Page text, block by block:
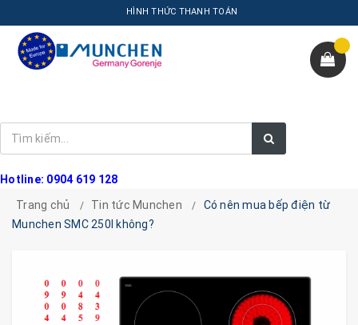
HÌNH THỨC THANH TOÁN
Hotline: 0904 619 128
Trang chủ
Tin tức Munchen
Có nên mua bếp điện từ
Munchen SMC 250I không?